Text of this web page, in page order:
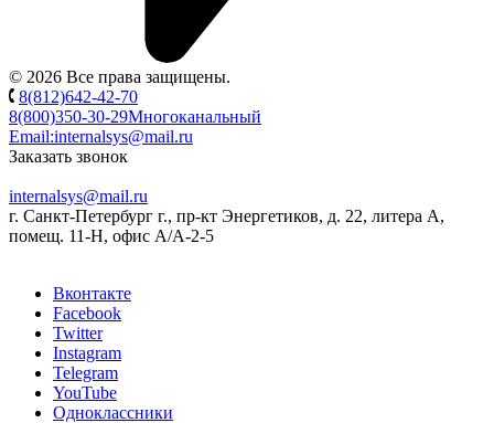
© 2026 Все права защищены.
8(812)642-42-70
8(800)350-30-29Многоканальный
Email:internalsys@mail.ru
Заказать звонок
internalsys@mail.ru
г. Санкт-Петербург г., пр-кт Энергетиков, д. 22, литера А,
помещ. 11-Н, офис А/А-2-5
Вконтакте
Facebook
Twitter
Instagram
Telegram
YouTube
Одноклассники